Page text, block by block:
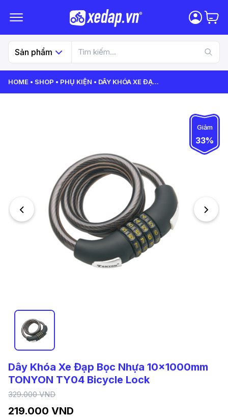
Sản phẩm
HOME SHOP PHỤ KIỆN DÂY KHÓA XE ĐẠ...
Giảm
33%
Dây Khóa Xe Đạp Bọc Nhựa 10x1000mm
TONYON TY04 Bicycle Lock
219.000 VND
329.000 VND